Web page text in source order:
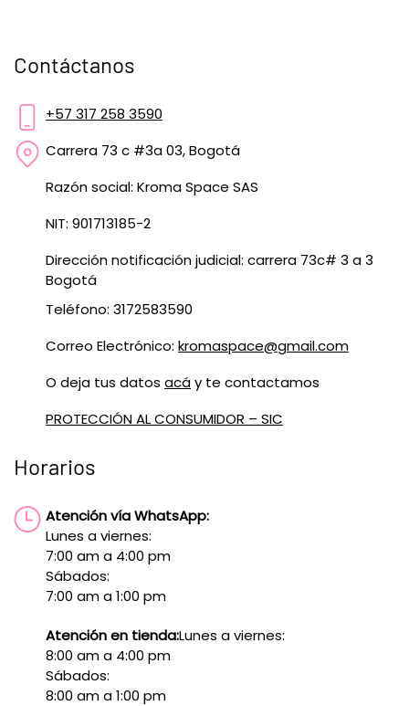
Contáctanos
+57 317 258 3590
Carrera 73 c #3a 03, Bogotá
Razón social: Kroma Space SAS
NIT: 901713185-2
Dirección notificación judicial: carrera 73c# 3 a 3
Bogotá
Teléfono: 3172583590
Correo Electrónico: kromaspace@gmail.com
O deja tus datos acáy te contactamos
PROTECCIÓN AL CONSUMIDOR – SIC
Horarios
Atención vía WhatsApp:
Lunes a viernes:
7:00 am a 4:00 pm
Sábados:
7:00 am a 1:00 pm
Atención en tienda:Lunes a viernes:
8:00 am a 4:00 pm
Sábados:
8:00 am a 1:00 pm